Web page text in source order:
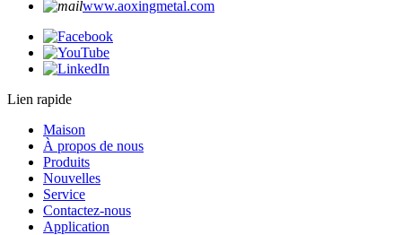
www.aoxingmetal.com
Lien rapide
Maison
À propos de nous
Produits
Nouvelles
Service
Contactez-nous
Application